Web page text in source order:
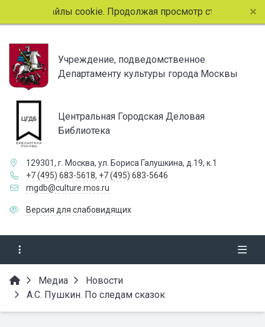
файлы cookie. Продолжая просмотр страниц сайта,
Учреждение, подведомственное
Департаменту культуры города Москвы
Центральная Городская Деловая
Библиотека
129301, г. Москва, ул. Бориса Галушкина, д.19, к.1
+7 (495) 683-5618, +7 (495) 683-5646
mgdb@culture.mos.ru
Версия для слабовидящих
Медиа
Новости
А.С. Пушкин. По следам сказок